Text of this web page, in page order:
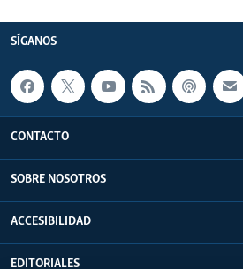
SÍGANOS
CONTACTO
SOBRE NOSOTROS
ACCESIBILIDAD
EDITORIALES